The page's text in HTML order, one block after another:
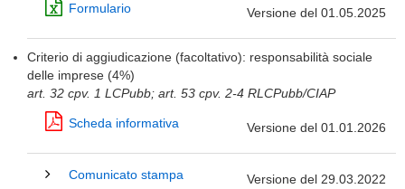
Formulario Versione del 01.05.2025
Criterio di aggiudicazione (facoltativo): responsabilità sociale
delle imprese (4%)
art. 32 cpv. 1 LCPubb; art. 53 cpv. 2-4 RLCPubb/CIAP
Scheda informativa Versione del 01.01.2026
Comunicato stampa Versione del 29.03.2022